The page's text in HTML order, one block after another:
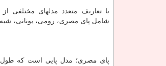
با تعاریف متعدد مدلهای مختلفی
شامل پای مصری، رومی، یونانی،
پای مصری؛ مدل پایی است که